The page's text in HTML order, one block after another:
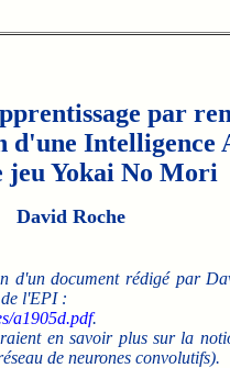
par
d'une
jeu Yokai No Mori
David Roche
d'un document rédigé par
l'EPI :
a1905d.pdf.
en savoir plus sur la
de neurones convolutifs).